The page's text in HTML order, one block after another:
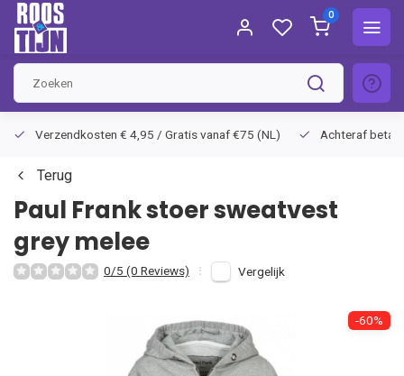
0
Verzendkosten € 4,95 / Gratis vanaf €75 (NL) Achteraf
Terug
Paul Frankstoer sweatvest
grey melee
0/5 (0 Reviews) Vergelijk
-60%